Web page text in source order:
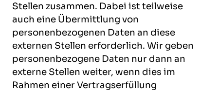
Stellen zusammen. Dabei ist teilweise
auch eine Übermittlung von
personenbezogenen Daten an diese
externen Stellen erforderlich. Wir geben
personenbezogene Daten nur dann an
externe Stellen weiter, wenn dies im
Rahmen einer Vertragserfüllung